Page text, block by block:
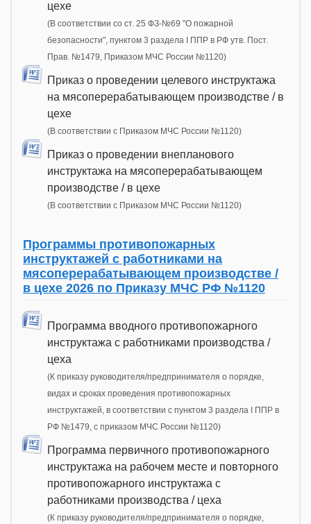
цехе
(В соответствии со ст. 25 ФЗ-№69 "О пожарной
безопасности", пунктом 3 раздела I ППР в РФ утв. Пост.
Прав. №1479, Приказом МЧС России №1120)
Приказ о проведении целевого инструктажа
на мясоперерабатывающем производстве / в
цехе
(В соответствии с Приказом МЧС России №1120)
Приказ о проведении внепланового
инструктажа на мясоперерабатывающем
производстве / в цехе
(В соответствии с Приказом МЧС России №1120)
Программы противопожарных
инструктажей с работниками на
мясоперерабатывающем производстве /
в цехе 2026 по Приказу МЧС РФ №1120
Программа вводного противопожарного
инструктажа с работниками производства /
цеха
(К приказу руководителя/предпринимателя о порядке,
видах и сроках проведения противопожарных
инструктажей, в соответствии с пунктом 3 раздела I ППР в
РФ №1479, с приказом МЧС России №1120)
Программа первичного противопожарного
инструктажа на рабочем месте и повторного
противопожарного инструктажа с
работниками производства / цеха
(К приказу руководителя/предпринимателя о порядке,